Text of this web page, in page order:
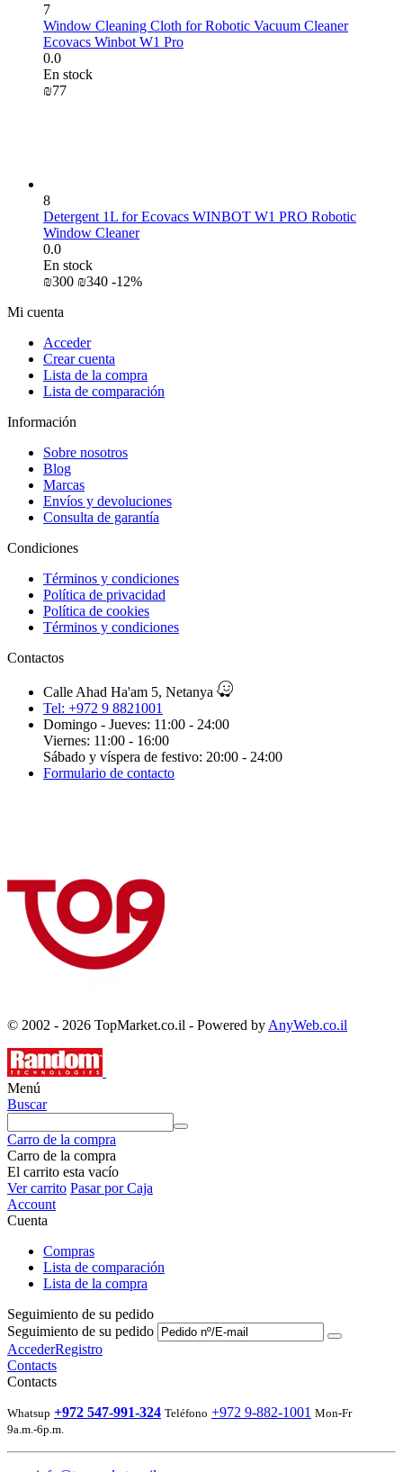
7
Window Cleaning Cloth for Robotic Vacuum Cleaner
Ecovacs Winbot W1 Pro
0.0
En stock
₪‍77‍
8
Detergent 1L for Ecovacs WINBOT W1 PRO Robotic
Window Cleaner
0.0
En stock
₪‍300‍ ₪‍340‍ -12%
Mi cuenta
Acceder
Crear cuenta
Lista de la compra
Lista de comparación
Información
Sobre nosotros
Blog
Marcas
Envíos y devoluciones
Consulta de garantía
Condiciones
Términos y condiciones
Política de privacidad
Política de cookies
Términos y condiciones
Contactos
Calle Ahad Ha'am 5, Netanya
Tel: +972 9 8821001
Domingo - Jueves: 11:00 - 24:00
Viernes: 11:00 - 16:00
Sábado y víspera de festivo: 20:00 - 24:00
Formulario de contacto
© 2002 - 2026 TopMarket.co.il - Powered by AnyWeb.co.il
Menú
Buscar
Carro de la compra
Carro de la compra
El carrito esta vacío
Ver carrito Pasar por Caja
Account
Cuenta
Compras
Lista de comparación
Lista de la compra
Seguimiento de su pedido
Seguimiento de su pedido
AccederRegistro
Contacts
Contacts
Whatsup +972 547-991-324 Teléfono +972 9-882-1001 Mon-Fr
9a.m.-6p.m.